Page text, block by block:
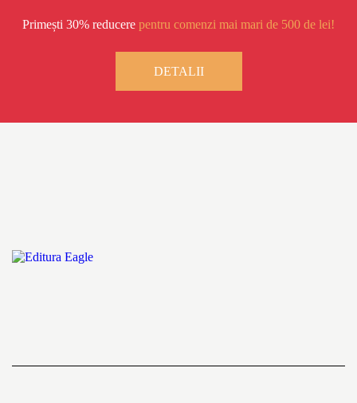
Primești 30% reducere pentru comenzi mai mari de 500 de lei!
DETALII